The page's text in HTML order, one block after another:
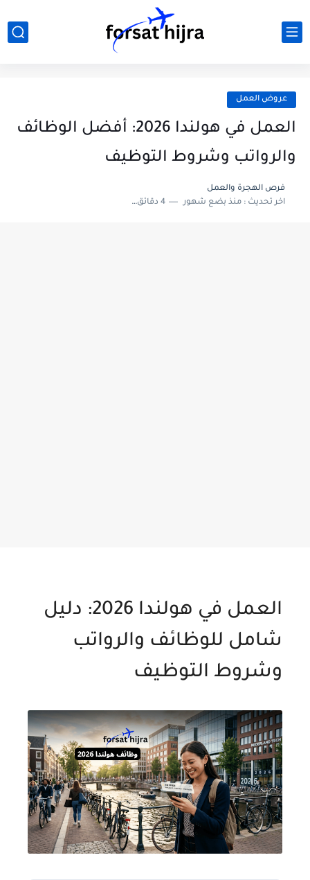
عروض العمل
العمل في هولندا 2026: أفضل الوظائف
والرواتب وشروط التوظيف
فرص الهجرة والعمل
اخر تحديث :منذ بضع شهور 4 دقائق للقراءة
العمل في هولندا 2026: دليل
شامل للوظائف والرواتب
وشروط التوظيف